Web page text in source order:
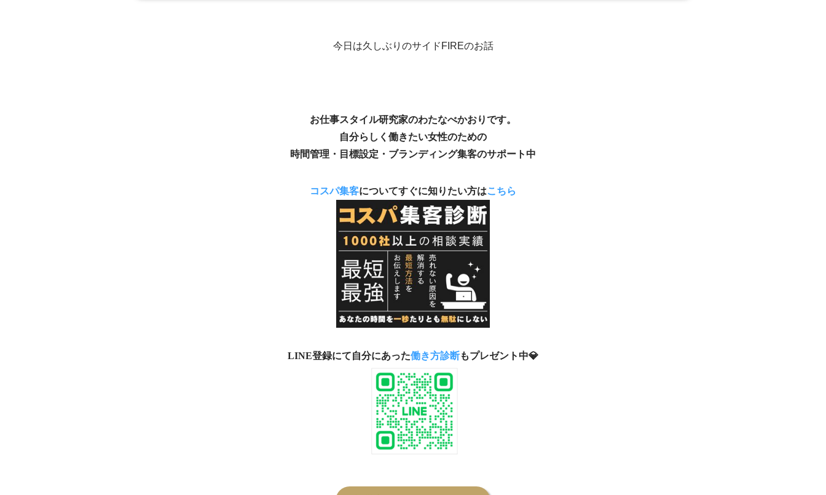
今日は久しぶりのサイドFIREのお話
お仕事スタイル研究家のわたなべかおりです。
自分らしく働きたい女性のための
時間管理・目標設定・ブランディング集客のサポート中
コスパ集客についてすぐに知りたい方はこちら
LINE登録にて自分にあった働き方診断もプレゼント中💎